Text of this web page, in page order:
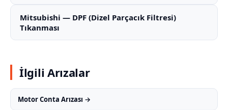
Mitsubishi — DPF (Dizel Parçacık Filtresi)
Tıkanması
İlgili Arızalar
Motor Conta Arızası →